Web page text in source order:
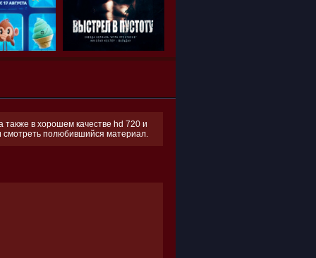
в хорошем качестве hd 720 и
смотреть полюбившийся материал.